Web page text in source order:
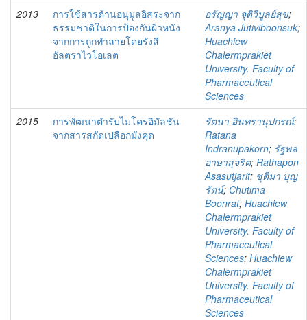
2013
การใช้สารต้านอนุมูลอิสระจาก
ธรรมชาติในการป้องกันผิวหนัง
จากการถูกทำลายโดยรังสี
อัลตราไวโอเลต
อรัญญา จุติวิบูลย์สุข;
Aranya Jutiviboonsuk;
Huachiew
Chalermprakiet
University. Faculty of
Pharmaceutical
Sciences
2015
การพัฒนาตำรับไมโครอิมัลชัน
จากสารสกัดเปลือกมังคุด
รัตนา อินทรานุปกรณ์;
Ratana
Indranupakorn; รัฐพล
อาษาสุจริต; Rathapon
Asasutjarit; ชุติมา บุญ
รัตน์; Chutima
Boonrat; Huachiew
Chalermprakiet
University. Faculty of
Pharmaceutical
Sciences; Huachiew
Chalermprakiet
University. Faculty of
Pharmaceutical
Sciences